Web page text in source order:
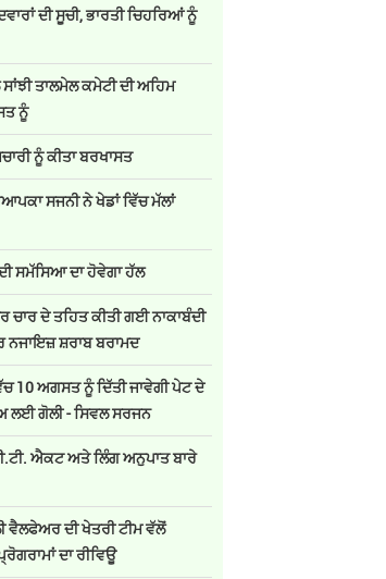
ਦੀ ਸੂਚੀ, ਭਾਰਤੀ ਚਿਹਰਿਆਂ ਨੂੰ
ਤਾਲਮੇਲ ਕਮੇਟੀ ਦੀ ਅਹਿਮ
ਨੂੰ
ਨੂੰ ਕੀਤਾ ਬਰਖਾਸਤ
ਸਜਨੀ ਨੇ ਖੇਡਾਂ ਵਿੱਚ ਮੱਲਾਂ
ਸਮੱਸਿਆ ਦਾ ਹੋਵੇਗਾ ਹੱਲ
ਦੇ ਤਹਿਤ ਕੀਤੀ ਗਈ ਨਾਕਾਬੰਦੀ
ਨਜਾਇਜ਼ ਸ਼ਰਾਬ ਬਰਾਮਦ
10 ਅਗਸਤ ਨੂੰ ਦਿੱਤੀ ਜਾਵੇਗੀ ਪੇਟ ਦੇ
ਲਈ ਗੋਲੀ - ਸਿਵਲ ਸਰਜਨ
ਐਕਟ ਅਤੇ ਲਿੰਗ ਅਨੁਪਾਤ ਬਾਰੇ
ਵੈਲਫੇਅਰ ਦੀ ਖੇਤਰੀ ਟੀਮ ਵੱਲੋਂ
ਦਾ ਰੀਵਿਊ